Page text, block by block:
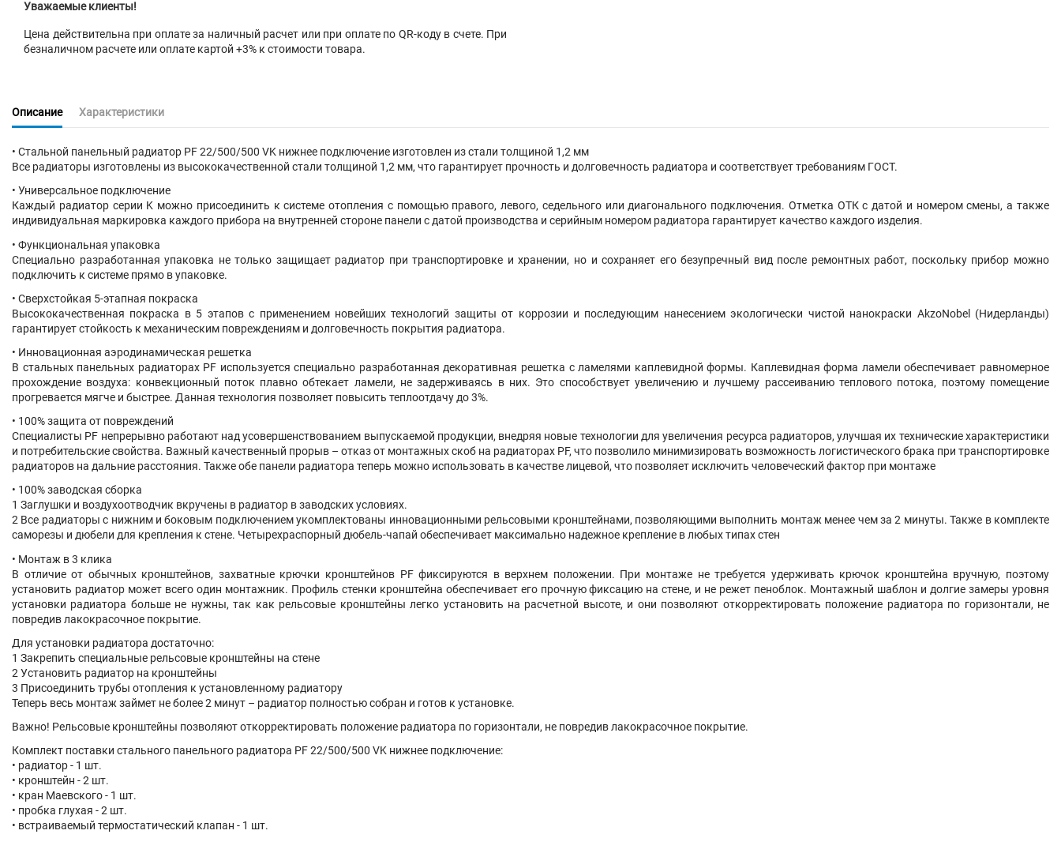
Уважаемые клиенты!
Цена действительна при оплате за наличный расчет или при оплате по QR-коду в счете. При
безналичном расчете или оплате картой +3% к стоимости товара.
Описание Характеристики
• Стальной панельный радиатор PF 22/500/500 VK нижнее подключение изготовлен из стали толщиной 1,2 мм
Все радиаторы изготовлены из высококачественной стали толщиной 1,2 мм, что гарантирует прочность и долговечность радиатора и соответствует требованиям ГОСТ.
• Универсальное подключение
Каждый радиатор серии K можно присоединить к системе отопления с помощью правого, левого, седельного или диагонального подключения. Отметка ОТК с датой и номером смены, а также
индивидуальная маркировка каждого прибора на внутренней стороне панели с датой производства и серийным номером радиатора гарантирует качество каждого изделия.
• Функциональная упаковка
Специально разработанная упаковка не только защищает радиатор при транспортировке и хранении, но и сохраняет его безупречный вид после ремонтных работ, поскольку прибор можно
подключить к системе прямо в упаковке.
• Сверхстойкая 5-этапная покраска
Высококачественная покраска в 5 этапов с применением новейших технологий защиты от коррозии и последующим нанесением экологически чистой нанокраски AkzoNobel (Нидерланды)
гарантирует стойкость к механическим повреждениям и долговечность покрытия радиатора.
• Инновационная аэродинамическая решетка
В стальных панельных радиаторах PF используется специально разработанная декоративная решетка с ламелями каплевидной формы. Каплевидная форма ламели обеспечивает равномерное
прохождение воздуха: конвекционный поток плавно обтекает ламели, не задерживаясь в них. Это способствует увеличению и лучшему рассеиванию теплового потока, поэтому помещение
прогревается мягче и быстрее. Данная технология позволяет повысить теплоотдачу до 3%.
• 100% защита от повреждений
Специалисты PF непрерывно работают над усовершенствованием выпускаемой продукции, внедряя новые технологии для увеличения ресурса радиаторов, улучшая их технические характеристики
и потребительские свойства. Важный качественный прорыв – отказ от монтажных скоб на радиаторах PF, что позволило минимизировать возможность логистического брака при транспортировке
радиаторов на дальние расстояния. Также обе панели радиатора теперь можно использовать в качестве лицевой, что позволяет исключить человеческий фактор при монтаже
• 100% заводская сборка
1 Заглушки и воздухоотводчик вкручены в радиатор в заводских условиях.
2 Все радиаторы с нижним и боковым подключением укомплектованы инновационными рельсовыми кронштейнами, позволяющими выполнить монтаж менее чем за 2 минуты. Также в комплекте
саморезы и дюбели для крепления к стене. Четырехраспорный дюбель-чапай обеспечивает максимально надежное крепление в любых типах стен
• Монтаж в 3 клика
В отличие от обычных кронштейнов, захватные крючки кронштейнов PF фиксируются в верхнем положении. При монтаже не требуется удерживать крючок кронштейна вручную, поэтому
установить радиатор может всего один монтажник. Профиль стенки кронштейна обеспечивает его прочную фиксацию на стене, и не режет пеноблок. Монтажный шаблон и долгие замеры уровня
установки радиатора больше не нужны, так как рельсовые кронштейны легко установить на расчетной высоте, и они позволяют откорректировать положение радиатора по горизонтали, не
повредив лакокрасочное покрытие.
Для установки радиатора достаточно:
1 Закрепить специальные рельсовые кронштейны на стене
2 Установить радиатор на кронштейны
3 Присоединить трубы отопления к установленному радиатору
Теперь весь монтаж займет не более 2 минут – радиатор полностью собран и готов к установке.
Важно! Рельсовые кронштейны позволяют откорректировать положение радиатора по горизонтали, не повредив лакокрасочное покрытие.
Комплект поставки стального панельного радиатора PF 22/500/500 VK нижнее подключение:
• радиатор - 1 шт.
• кронштейн - 2 шт.
• кран Маевского - 1 шт.
• пробка глухая - 2 шт.
• встраиваемый термостатический клапан - 1 шт.